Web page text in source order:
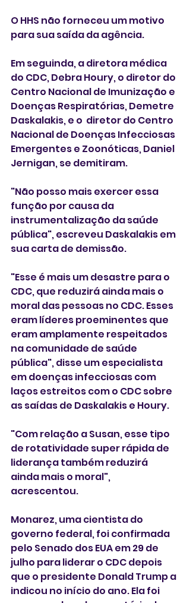
O HHS não forneceu um motivo
para sua saída da agência.
Em seguinda, a diretora médica
do CDC, Debra Houry, o diretor do
Centro Nacional de Imunização e
Doenças Respiratórias, Demetre
Daskalakis, e o  diretor do Centro
Nacional de Doenças Infecciosas
Emergentes e Zoonóticas, Daniel
Jernigan, se demitiram.
"Não posso mais exercer essa
função por causa da
instrumentalização da saúde
pública", escreveu Daskalakis em
sua carta de demissão.
"Esse é mais um desastre para o
CDC, que reduzirá ainda mais o
moral das pessoas no CDC. Esses
eram líderes proeminentes que
eram amplamente respeitados
na comunidade de saúde
pública", disse um especialista
em doenças infecciosas com
laços estreitos com o CDC sobre
as saídas de Daskalakis e Houry.
"Com relação a Susan, esse tipo
de rotatividade super rápida de
liderança também reduzirá
ainda mais o moral",
acrescentou.
Monarez, uma cientista do
governo federal, foi confirmada
pelo Senado dos EUA em 29 de
julho para liderar o CDC depois
que o presidente Donald Trump a
indicou no início do ano. Ela foi